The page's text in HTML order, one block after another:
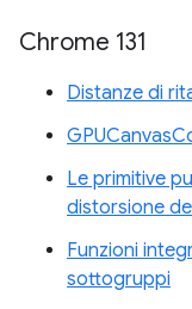
Chrome 131
Distanze di
Le primitive
distorsione
Funzioni
sottogruppi